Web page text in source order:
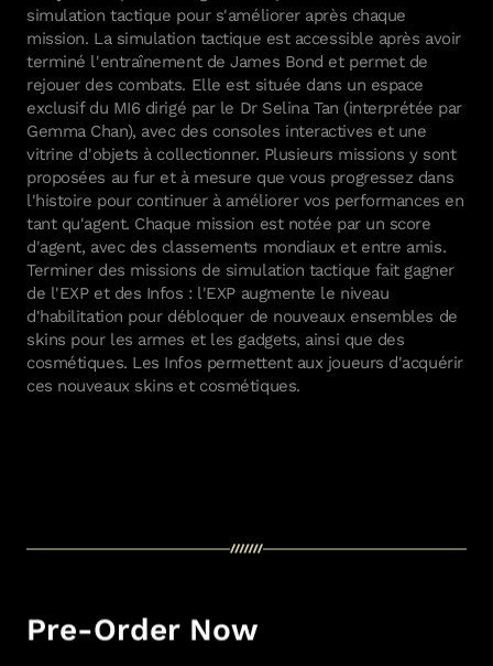
simulation tactique pour s'améliorer après chaque
mission. La simulation tactique est accessible après avoir
terminé l'entraînement de James Bond et permet de
rejouer des combats. Elle est située dans un espace
exclusif du MI6 dirigé par le Dr Selina Tan (interprétée par
Gemma Chan), avec des consoles interactives et une
vitrine d'objets à collectionner. Plusieurs missions y sont
proposées au fur et à mesure que vous progressez dans
l'histoire pour continuer à améliorer vos performances en
tant qu'agent. Chaque mission est notée par un score
d'agent, avec des classements mondiaux et entre amis.
Terminer des missions de simulation tactique fait gagner
de l'EXP et des Infos : l'EXP augmente le niveau
d'habilitation pour débloquer de nouveaux ensembles de
skins pour les armes et les gadgets, ainsi que des
cosmétiques. Les Infos permettent aux joueurs d'acquérir
ces nouveaux skins et cosmétiques.
Pre-Order Now
IO Interactive